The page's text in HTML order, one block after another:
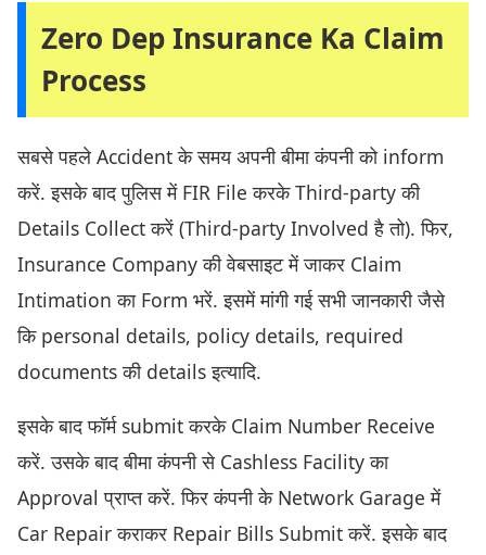
Zero Dep Insurance Ka Claim
Process
सबसे पहले Accident के समय अपनी बीमा कंपनी को inform
करें. इसके बाद पुलिस में FIR File करके Third-party की
Details Collect करें (Third-party Involved है तो). फिर,
Insurance Company की वेबसाइट में जाकर Claim
Intimation का Form भरें. इसमें मांगी गई सभी जानकारी जैसे
कि personal details, policy details, required
documents की details इत्यादि.
इसके बाद फॉर्म submit करके Claim Number Receive
करें. उसके बाद बीमा कंपनी से Cashless Facility का
Approval प्राप्त करें. फिर कंपनी के Network Garage में
Car Repair कराकर Repair Bills Submit करें. इसके बाद